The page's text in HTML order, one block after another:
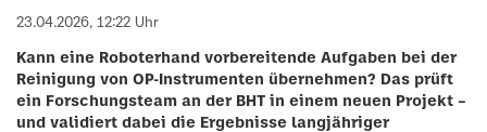
23.04.2026, 12:22 Uhr
Kann eine Roboterhand vorbereitende Aufgaben bei der
Reinigung von OP-Instrumenten übernehmen? Das prüft
ein Forschungsteam an der BHT in einem neuen Projekt –
und validiert dabei die Ergebnisse langjähriger